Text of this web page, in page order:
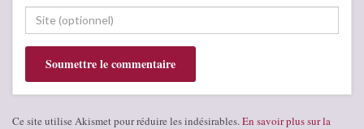
Ce site utilise Akismet pour réduire les indésirables. En savoir plus sur la